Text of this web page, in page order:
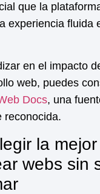
que la
experiencia fluida
en el impacto
web, puedes
Docs, una
reconocida.
la
webs sin